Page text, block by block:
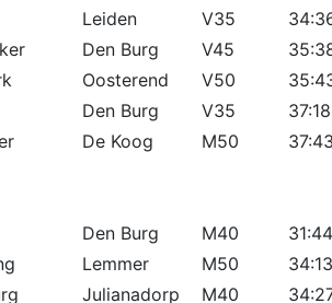
Leiden V35
Den Burg V45
Oosterend V50
Den Burg V35
37:18
De Koog M50 37:43
Den Burg M40
31:44
Lemmer M50
34:13
Julianadorp M40